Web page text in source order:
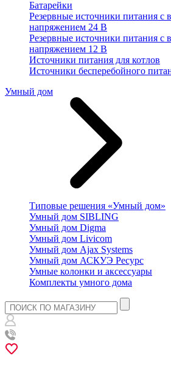
Батарейки
Резервные источники питания с
напряжением 24 В
Резервные источники питания с
напряжением 12 В
Источники питания для котлов
Источники бесперебойного
Умный дом
Типовые решения «Умный дом»
Умный дом SIBLING
Умный дом Digma
Умный дом Livicom
Умный дом Ajax Systems
Умный дом АСКУЭ Ресурс
Умные колонки и аксессуары
Комплекты умного дома